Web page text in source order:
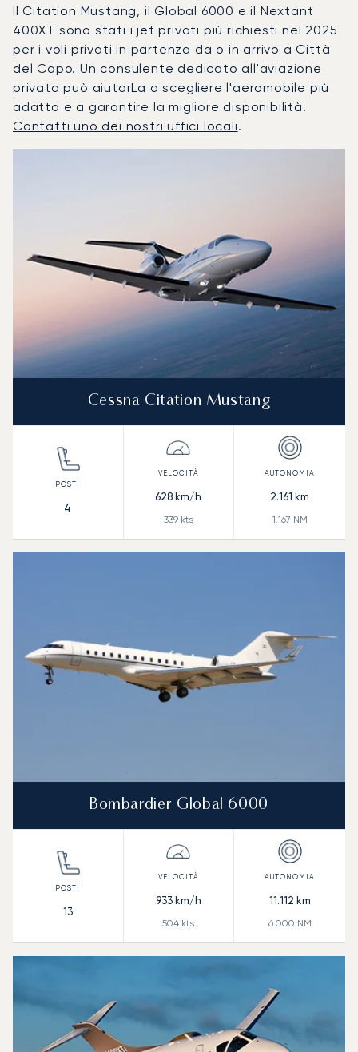
Il Citation Mustang, il Global 6000 e il Nextant
400XT sono stati i jet privati più richiesti nel 2025
per i voli privati in partenza da o in arrivo a Città
del Capo. Un consulente dedicato all'aviazione
privata può aiutarLa a scegliere l'aeromobile più
adatto e a garantire la migliore disponibilità.
Contatti uno dei nostri uffici locali.
Cessna Citation Mustang
4
628 km/h
339kts
2.161 km
1.167 NM
Bombardier Global 6000
13
933km/h
504 kts
11.112 km
6.000 NM